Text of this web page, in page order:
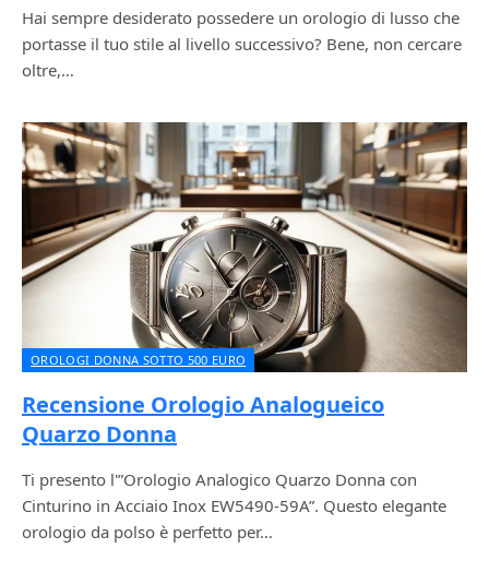
Hai sempre desiderato possedere un orologio di lusso che
portasse il tuo stile al livello successivo? Bene, non cercare
oltre,…
OROLOGI DONNA SOTTO 500 EURO
Recensione Orologio Analogueico
Quarzo Donna
Ti presento l'”Orologio Analogico Quarzo Donna con
Cinturino in Acciaio Inox EW5490-59A”. Questo elegante
orologio da polso è perfetto per…